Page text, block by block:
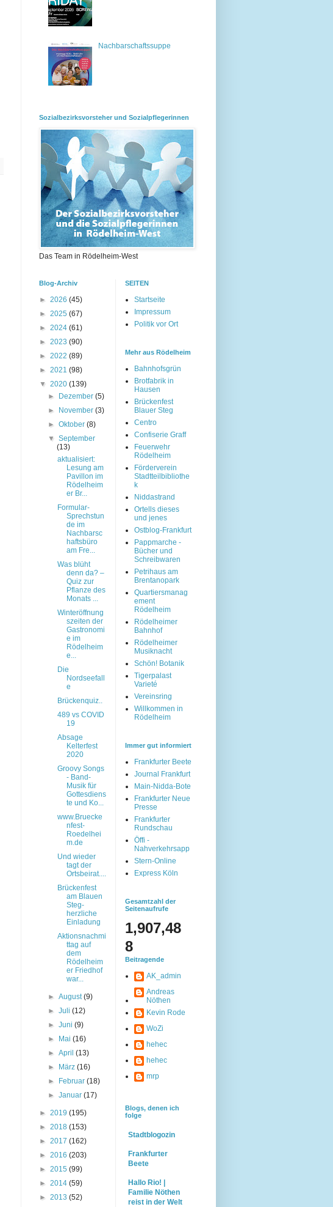
Nachbarschaftssuppe
Sozialbezirksvorsteher und Sozialpflegerinnen
Das Team in Rödelheim-West
Blog-Archiv
► 2026 (45)
► 2025 (67)
► 2024 (61)
► 2023 (90)
► 2022 (89)
► 2021 (98)
▼ 2020 (139)
►
Dezember(5)
►
November(3)
►Oktober(8)
▼September
(13)
aktualisiert:
Lesung am
Pavillon im
Rödelheim
er Br...
Formular-
Sprechstun
de im
Nachbarsc
haftsbüro
am Fre...
Was blüht
denn da? –
Quiz zur
Pflanze des
Monats ...
Winteröffnung
szeiten der
Gastronomi
e im
Rödelheim
e...
Die
Nordseefall
e
Brückenquiz..
489 vs COVID
19
Absage
Kelterfest
2020
Groovy Songs
- Band-
Musik für
Gottesdiens
te und Ko...
www.Bruecke
nfest-
Roedelhei
m.de
Und wieder
tagt der
Ortsbeirat....
Brückenfest
am Blauen
Steg-
herzliche
Einladung
Aktionsnachmi
ttag auf
dem
Rödelheim
er Friedhof
war...
►August(9)
►Juli(12)
►Juni(9)
►
Mai(16)
►April(13)
►
März(16)
►
Februar(18)
►Januar(17)
► 2019 (195)
► 2018 (153)
► 2017 (162)
► 2016 (203)
► 2015 (99)
► 2014 (59)
► 2013 (52)
SEITEN
Startseite
Impressum
Politik vor Ort
Mehr aus Rödelheim
Bahnhofsgrün
Brotfabrik in
Hausen
Brückenfest
Blauer Steg
Centro
Confiserie Graff
Feuerwehr
Rödelheim
Förderverein
Stadtteilbibliothe
k
Niddastrand
Ortells dieses
und jenes
Ostblog-Frankfurt
Pappmarche -
Bücher und
Schreibwaren
Petrihaus am
Brentanopark
Quartiersmanag
ement
Rödelheim
Rödelheimer
Bahnhof
Rödelheimer
Musiknacht
Schön! Botanik
Tigerpalast
Varieté
Vereinsring
Willkommen in
Rödelheim
Immer gut informiert
Frankfurter Beete
Journal Frankfurt
Main-Nidda-Bote
Frankfurter Neue
Presse
Frankfurter
Rundschau
Öffi -
Nahverkehrsapp
Stern-Online
Express Köln
Gesamtzahl der
Seitenaufrufe
1,907,48
8
Beitragende
AK_admin
Andreas
Nöthen
Kevin Rode
WoZi
hehec
hehec
mrp
Blogs, denen ich
folge
Stadtblogozin
Frankfurter
Beete
Hallo Rio! |
Familie Nöthen
reist in der Welt